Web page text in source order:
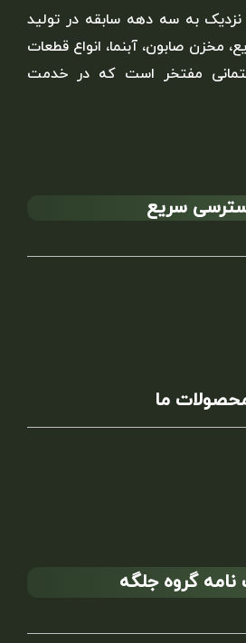
به سه دهه سابقه در تولید
مخزن صابون، آبنما، انواع قطعات
مفتخر است که در خدمت
سریع
ما
گروه جلگه